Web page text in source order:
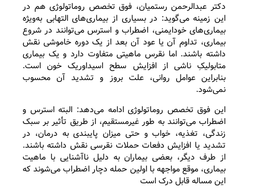
دکتر عبدالرحمن رستمیان، فوق تخصص روماتولوژی هم در
این زمینه می‌گوید: در بسیاری از بیماری‌های التهابی به‌ویژه
بیماری‌های خودایمنی، اضطراب و استرس می‌توانند در شروع
بیماری، تداوم آن یا عود آن بعد از یک دوره خاموشی نقش
داشته باشند. اما نقرس ماهیتی متفاوت دارد و یک بیماری
متابولیکِ ناشی از افزایش سطح اسیداوریک خون است.
بنابراین عوامل روانی، علت بروز و تشدید آن محسوب
نمی‌شود.
این فوق تخصص روماتولوژی ادامه می‌دهد: البته استرس و
اضطراب می‌توانند به‌ طور غیرمستقیم، از طریق تأثیر بر سبک
زندگی، تغذیه، خواب و حتی میزان پایبندی به درمان، در
تشدید یا افزایش دفعات حملات نقرسی نقش داشته باشند.
از طرف دیگر، بعضی بیماران به‌ دلیل ناآشنایی با ماهیت
بیماری، موقع مواجهه با اولین حمله دچار اضطراب می‌شوند که
این مساله قابل درک است